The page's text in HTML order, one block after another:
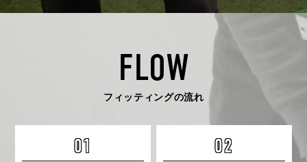
FLOW
フィッティングの流れ
01 02